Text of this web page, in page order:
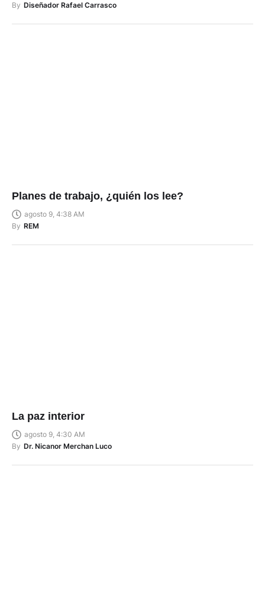
By Diseñador Rafael Carrasco
Planes de trabajo, ¿quién los lee?
agosto 9, 4:38 AM
By REM
La paz interior
agosto 9, 4:30 AM
By Dr. Nicanor Merchan Luco